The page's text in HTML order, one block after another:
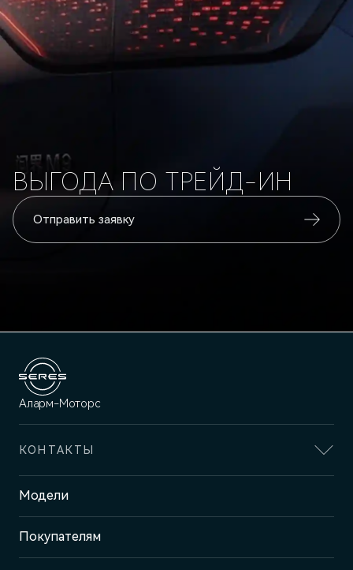
ВЫГОДА ПО ТРЕЙД-ИН
Отправить заявку
Аларм-Моторс
КОНТАКТЫ
Адрес
Санкт-Петербург, Выборгское
шоссе, д. 23 к. 1
Отдел продаж и сервиса
Модели
Покупателям